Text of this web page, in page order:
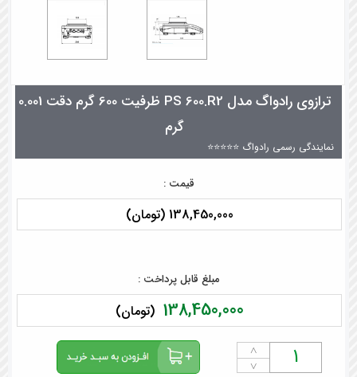
ترازوی رادواگ مدل PS 600.R2 ظرفیت 600 گرم دقت 0.001
گرم
نمایندگی رسمی رادواگ ⭐⭐⭐⭐⭐
قیمت :
138,450,000 (تومان)
مبلغ قابل پرداخت :
138,450,000 (تومان)
˄
˅